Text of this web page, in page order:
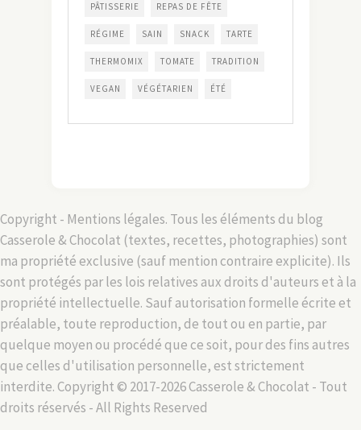
PÂTISSERIE REPAS DE FÊTE
RÉGIME SAIN SNACK TARTE
THERMOMIX TOMATE TRADITION
VEGAN VÉGÉTARIEN ÉTÉ
Copyright - Mentions légales. Tous les éléments du blog
Casserole & Chocolat (textes, recettes, photographies) sont
ma propriété exclusive (sauf mention contraire explicite). Ils
sont protégés par les lois relatives aux droits d'auteurs et à la
propriété intellectuelle. Sauf autorisation formelle écrite et
préalable, toute reproduction, de tout ou en partie, par
quelque moyen ou procédé que ce soit, pour des fins autres
que celles d'utilisation personnelle, est strictement
interdite. Copyright © 2017-2026 Casserole & Chocolat - Tout
droits réservés - All Rights Reserved